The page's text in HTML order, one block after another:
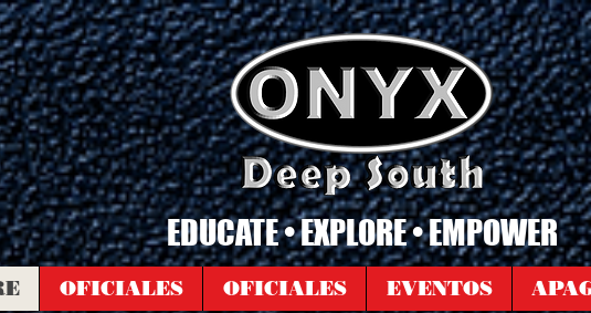
EDUCATE • EXPLORE • EMPOWER
OFICIALES OFICIALES EVENTOS